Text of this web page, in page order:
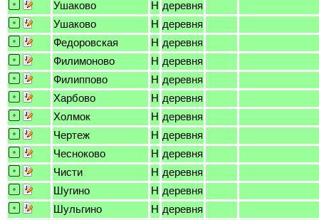
Ушаково
H деревня
Ушаково
H деревня
Федоровская
H деревня
Филимоново
H деревня
Филиппово
H деревня
Харбово
H деревня
Холмок
H деревня
Чертеж
H деревня
Чесноково
H деревня
Чисти
H деревня
Шугино
H деревня
Шульгино
H деревня